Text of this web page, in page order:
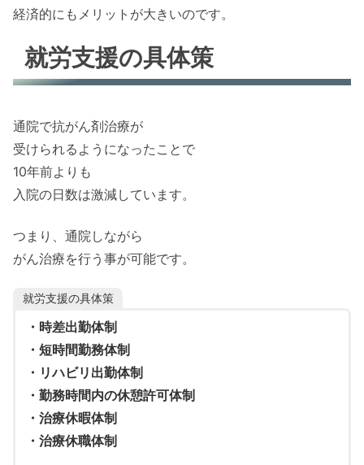
経済的にもメリットが大きいのです。
就労支援の具体策
通院で抗がん剤治療が
受けられるようになったことで
10年前よりも
入院の日数は激減しています。
つまり、通院しながら
がん治療を行う事が可能です。
就労支援の具体策
・時差出勤体制
・短時間勤務体制
・リハビリ出勤体制
・勤務時間内の休憩許可体制
・治療休暇体制
・治療休職体制